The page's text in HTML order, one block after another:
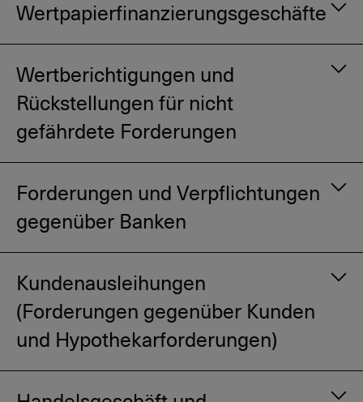
Wertpapierfinanzierungsgeschäfte
Wertberichtigungen und
Rückstellungen für nicht
gefährdete Forderungen
Forderungen und Verpflichtungen
gegenüber Banken
Kundenausleihungen
(Forderungen gegenüber Kunden
und Hypothekarforderungen)